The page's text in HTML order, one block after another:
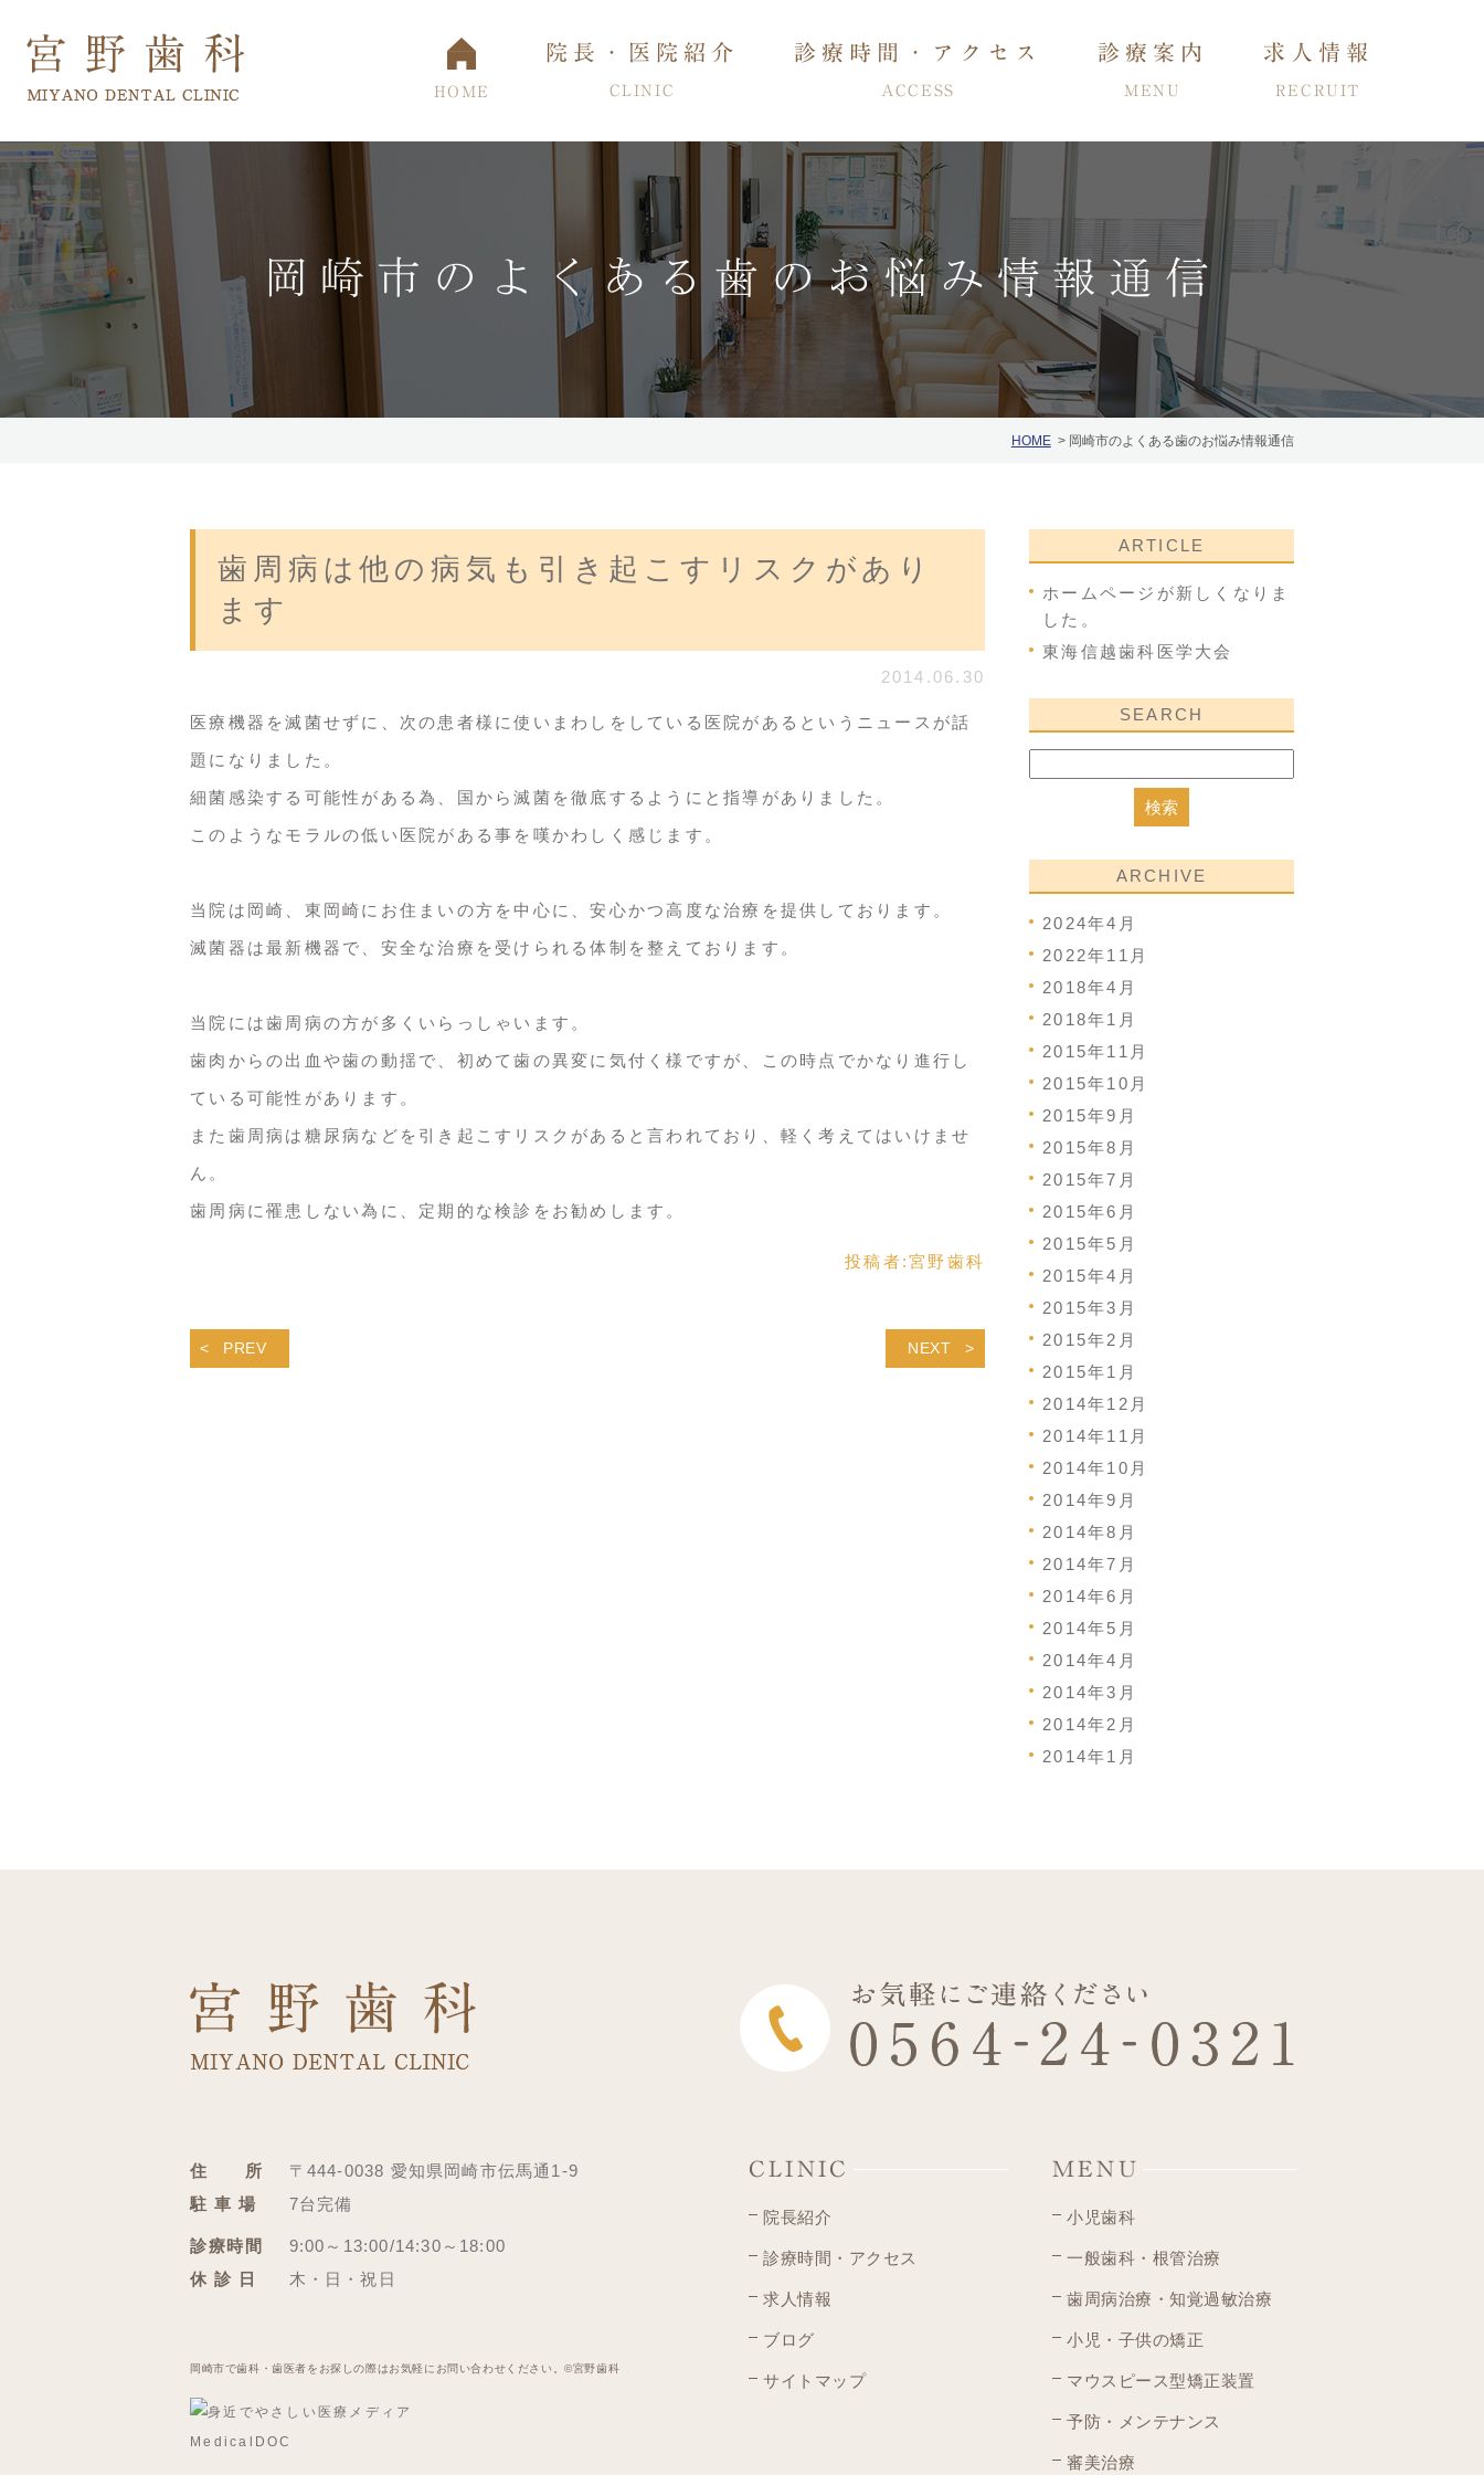
HOME
院長・医院紹介
CLINIC
院長・スタッフ 当院の特徴
診療時間・アクセス
ACCESS
診療案内
MENU
小児歯科 一般歯科・根管治療・入れ歯 歯周病治療・知覚過敏治療
小児・子供の矯正
マウスピース型矯正装置
予防・メンテナンス 審美治療 ホワイトニング
インプラント
口内炎治療 睡眠時無呼吸症候群治療
求人情報
RECRUIT
岡崎市のよくある歯のお悩み情報通信
HOME 岡崎市のよくある歯のお悩み情報通信
歯周病は他の病気も引き起こすリスクがあり
ます
2014.06.30
医療機器を滅菌せずに、次の患者様に使いまわしをしている医院があるというニュースが話
題になりました。
細菌感染する可能性がある為、国から滅菌を徹底するようにと指導がありました。
このようなモラルの低い医院がある事を嘆かわしく感じます。
当院は岡崎、東岡崎にお住まいの方を中心に、安心かつ高度な治療を提供しております。
滅菌器は最新機器で、安全な治療を受けられる体制を整えております。
当院には歯周病の方が多くいらっしゃいます。
歯肉からの出血や歯の動揺で、初めて歯の異変に気付く様ですが、この時点でかなり進行し
ている可能性があります。
また歯周病は糖尿病などを引き起こすリスクがあると言われており、軽く考えてはいけませ
ん。
歯周病に罹患しない為に、定期的な検診をお勧めします。
投稿者:宮野歯科
PREV NEXT
ARTICLE
ホームページが新しくなりま
した。
東海信越歯科医学大会
SEARCH
ARCHIVE
2024年4月
2022年11月
2018年4月
2018年1月
2015年11月
2015年10月
2015年9月
2015年8月
2015年7月
2015年6月
2015年5月
2015年4月
2015年3月
2015年2月
2015年1月
2014年12月
2014年11月
2014年10月
2014年9月
2014年8月
2014年7月
2014年6月
2014年5月
2014年4月
2014年3月
2014年2月
2014年1月
住 所
〒444-0038 愛知県岡崎市伝馬通1-9
駐 車 場
7台完備
診療時間
9:00～13:00/14:30～18:00
休 診 日
木・日・祝日
岡崎市で歯科・歯医者をお探しの際はお気軽にお問い合わせください。©宮野歯科
CLINIC
院長紹介
診療時間・アクセス
求人情報
ブログ
サイトマップ
MENU
小児歯科
一般歯科・根管治療
歯周病治療・知覚過敏治療
小児・子供の矯正
マウスピース型矯正装置
予防・メンテナンス
審美治療